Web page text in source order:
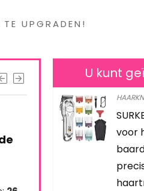
UPGRADEN!
U kunt
voor